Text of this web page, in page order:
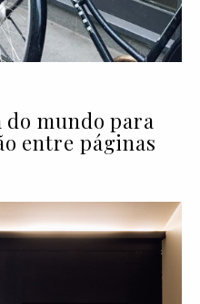
do mundo para
entre páginas